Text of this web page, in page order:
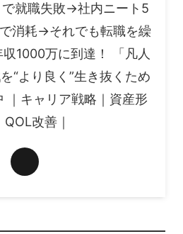
で就職失敗→社内ニート5
消耗→それでも転職を繰
1000万に到達！ 「凡人
“より良く”生き抜くため
｜キャリア戦略｜資産形
QOL改善｜